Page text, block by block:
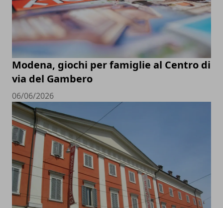
Modena, giochi per famiglie al Centro di
via del Gambero
06/06/2026